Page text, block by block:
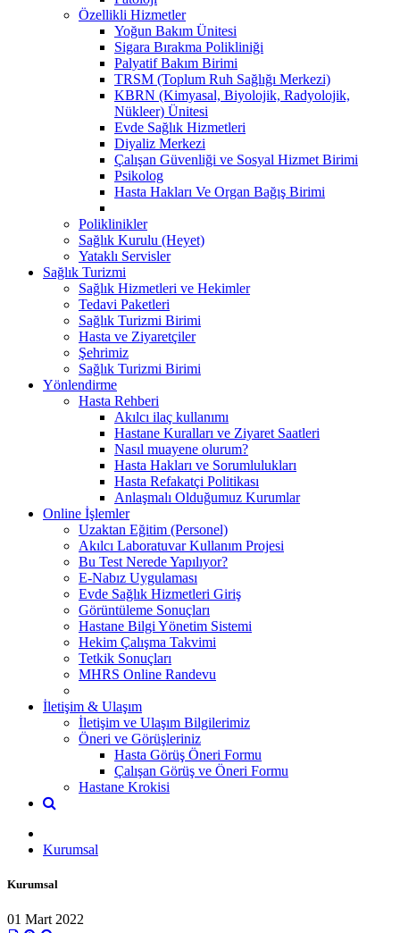
Özellikli Hizmetler
Yoğun Bakım Ünitesi
Sigara Bırakma Polikliniği
Palyatif Bakım Birimi
TRSM (Toplum Ruh Sağlığı Merkezi)
KBRN (Kimyasal, Biyolojik, Radyolojik,
Nükleer) Ünitesi
Evde Sağlık Hizmetleri
Diyaliz Merkezi
Çalışan Güvenliği ve Sosyal Hizmet Birimi
Psikolog
Hasta Hakları Ve Organ Bağış Birimi
Poliklinikler
Sağlık Kurulu (Heyet)
Yataklı Servisler
Sağlık Turizmi
Sağlık Hizmetleri ve Hekimler
Tedavi Paketleri
Sağlık Turizmi Birimi
Hasta ve Ziyaretçiler
Şehrimiz
Sağlık Turizmi Birimi
Yönlendirme
Hasta Rehberi
Akılcı ilaç kullanımı
Hastane Kuralları ve Ziyaret Saatleri
Nasıl muayene olurum?
Hasta Hakları ve Sorumlulukları
Hasta Refakatçi Politikası
Anlaşmalı Olduğumuz Kurumlar
Online İşlemler
Uzaktan Eğitim (Personel)
Akılcı Laboratuvar Kullanım Projesi
Bu Test Nerede Yapılıyor?
E-Nabız Uygulaması
Evde Sağlık Hizmetleri Giriş
Görüntüleme Sonuçları
Hastane Bilgi Yönetim Sistemi
Hekim Çalışma Takvimi
Tetkik Sonuçları
MHRS Online Randevu
İletişim & Ulaşım
İletişim ve Ulaşım Bilgilerimiz
Öneri ve Görüşleriniz
Hasta Görüş Öneri Formu
Çalışan Görüş ve Öneri Formu
Hastane Krokisi
Kurumsal
Kurumsal
01 Mart 2022